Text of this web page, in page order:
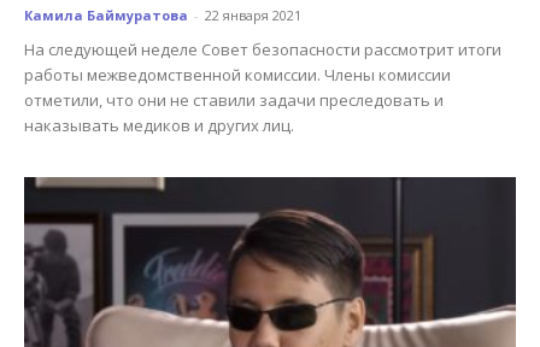
Камила Баймуратова - 22 января 2021
На следующей неделе Совет безопасности рассмотрит итоги
работы межведомственной комиссии. Члены комиссии
отметили, что они не ставили задачи преследовать и
наказывать медиков и других лиц.